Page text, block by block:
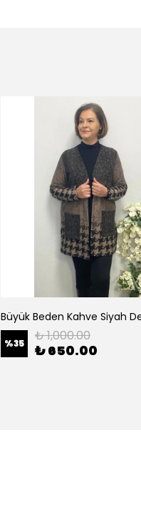
Büyük Beden Kahve Siyah
%35 ₺ 1,000.00
₺ 650.00